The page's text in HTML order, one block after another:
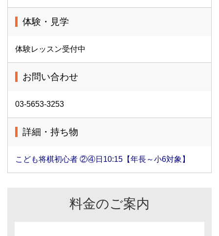
体験・見学
体験レッスン受付中
お問い合わせ
03-5653-3253
詳細・持ち物
こども将棋初心者 ②④日10:15【年長～小6対象】
料金のご案内